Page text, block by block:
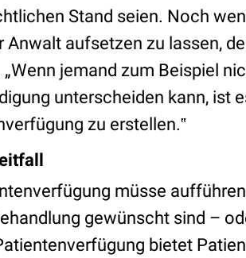
Stand seien. Noch
Anwalt aufsetzen zu lassen,
jemand zum Beispiel
unterscheiden kann, ist
zu erstellen.‟
müsse
gewünscht sind –
bietet